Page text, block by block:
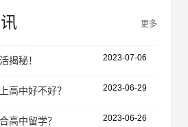
更多
揭秘！ 2023-07-06
高中好不好？ 2023-06-29
高中留学？ 2023-06-26